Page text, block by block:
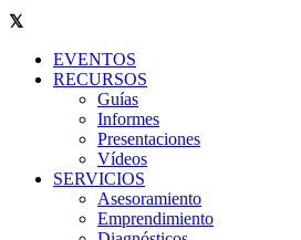
EVENTOS
RECURSOS
Guías
Informes
Presentaciones
Vídeos
SERVICIOS
Asesoramiento
Emprendimiento